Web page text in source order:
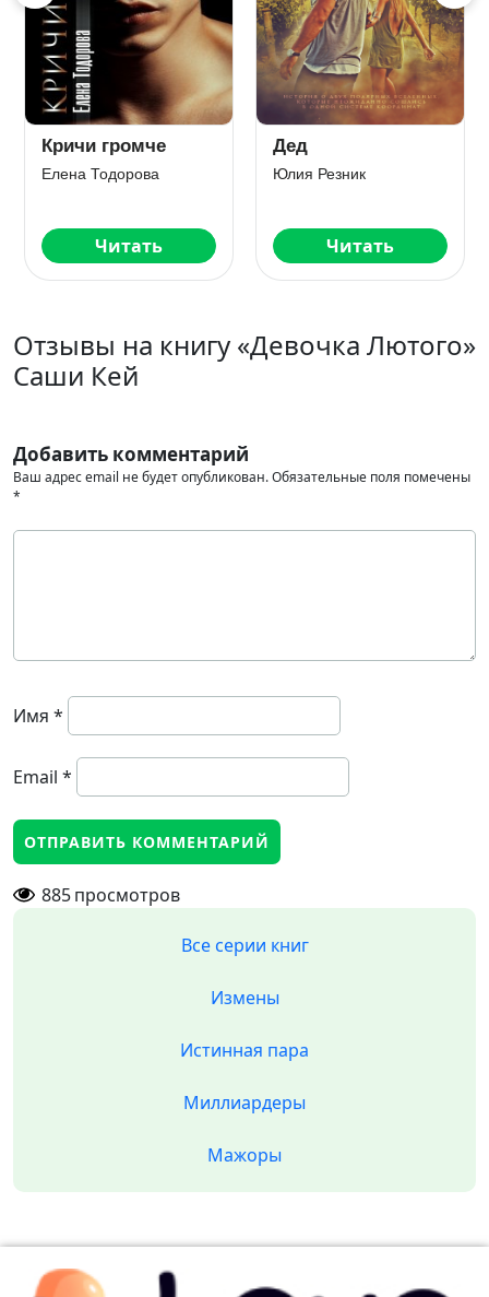
Кричи громче
Елена Тодорова
Читать
Дед
Юлия Резник
Читать
Отзывы на книгу «Девочка Лютого»
Саши Кей
Добавить комментарий
Ваш адрес email не будет опубликован.Обязательные поля помечены
*
Имя *
Email *
885просмотров
Все серии книг
Измены
Истинная пара
Миллиардеры
Мажоры